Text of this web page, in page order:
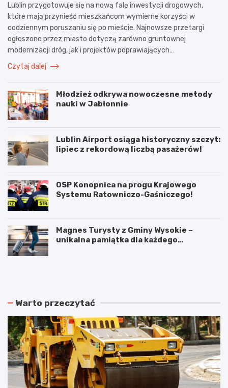
Lublin przygotowuje się na nową falę inwestycji drogowych,
które mają przynieść mieszkańcom wymierne korzyści w
codziennym poruszaniu się po mieście. Najnowsze przetargi
ogłoszone przez miasto dotyczą zarówno gruntownej
modernizacji dróg, jak i projektów poprawiających…
Czytaj dalej
Młodzież odkrywa nowoczesne metody
nauki w Jabłonnie
Lublin Airport osiąga historyczny szczyt:
lipiec z rekordową liczbą pasażerów!
OSP Konopnica na progu Krajowego
Systemu Ratowniczo-Gaśniczego!
Magnes Turysty z Gminy Wysokie –
unikalna pamiątka dla każdego
N
o
k
ł
a
d
y
j
P
j
e
p
o
ż
a
r
Warto przeczytać